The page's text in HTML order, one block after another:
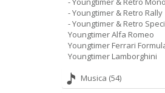
- Youngtimer & Retro Rally
- Youngtimer & Retro
Youngtimer Alfa Romeo
Youngtimer Ferrari
Youngtimer Lamborghini
Musica (54)